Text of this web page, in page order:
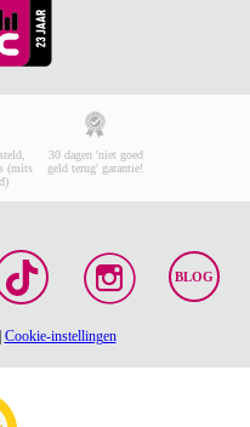
(mits
30 dagen 'niet goed
geld terug' garantie!
BLOG
Cookie-instellingen